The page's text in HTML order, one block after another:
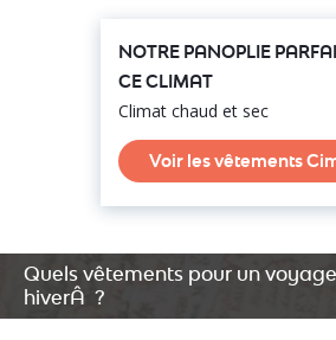
NOTRE PANOPLIE
CE CLIMAT
Climat chaud et sec
Voir les vêtements
Quels vêtements pour un
hiverÂ ?